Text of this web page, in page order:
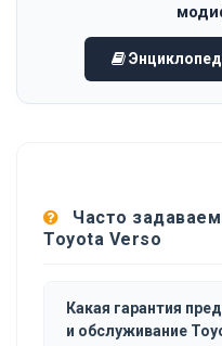
Часто
Toyota Verso
Какая гарантия
и обслуживание